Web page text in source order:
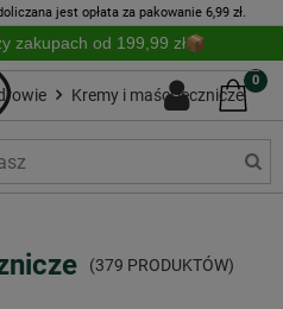
jest opłata za pakowanie 6,99 zł.
zakupach od 199,99 zł
0
Kremy i maści lecznicze
(379 PRODUKTÓW)